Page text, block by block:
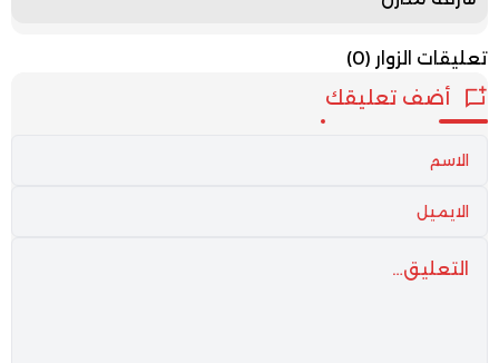
تعليقات الزوار (0)
أضف تعليقك